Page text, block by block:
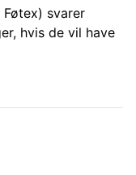
Føtex) svarer
hvis de vil have